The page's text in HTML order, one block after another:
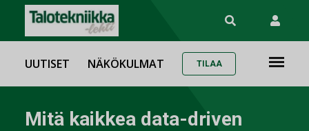
UUTISET NÄKÖKULMAT TILAA
Mitä kaikkea data-driven